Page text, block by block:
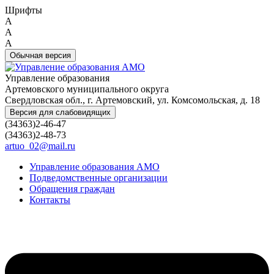
Шрифты
A
A
A
Обычная версия
Управление образования
Артемовского муниципального округа
Свердловская обл., г. Артемовский, ул. Комсомольская, д. 18
Версия для слабовидящих
(34363)2-46-47
(34363)2-48-73
artuo_02@mail.ru
Управление образования АМО
Подведомственные организации
Обращения граждан
Контакты